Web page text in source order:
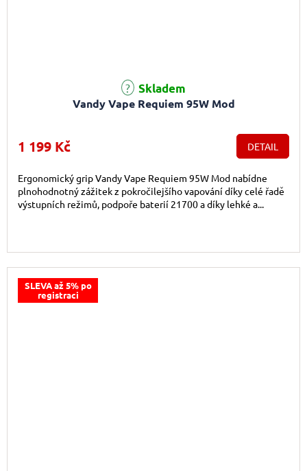
Vandy Vape Requiem 95W Mod
Průměrné hodnocení produktu je 5,0 z 5 hvězdiček.
Skladem
1 199 Kč DETAIL
Ergonomický grip Vandy Vape Requiem 95W Mod nabídne
plnohodnotný zážitek z pokročilejšího vapování díky celé řadě
výstupních režimů, podpoře baterií 21700 a díky lehké a...
SLEVA až 5% po
registraci